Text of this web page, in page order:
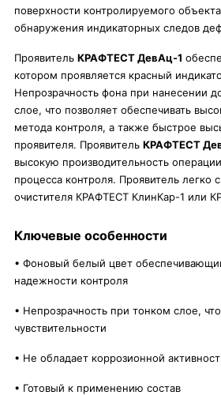
поверхности контролируемого
обнаружения индикаторных следов
Проявитель КРАФТЕСТ ДевАц-1
котором проявляется красный
Непрозрачность фона при нанесении
слое, что позволяет обеспечивать
метода контроля, а также быстрое
проявителя. Проявитель КРАФТЕСТ
высокую производительность
процесса контроля. Проявитель легко
очистителя КРАФТЕСТ КлинКар-1 или
Ключевые особенности
• Фоновый белый цвет
надежности контроля
• Непрозрачность при тонком слое,
чувствительности
• Не обладает коррозионной
• Готовый к применению состав